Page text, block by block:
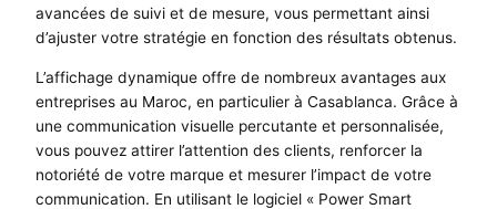
avancées de suivi et de mesure, vous permettant ainsi
d’ajuster votre stratégie en fonction des résultats obtenus.
L’affichage dynamique offre de nombreux avantages aux
entreprises au Maroc, en particulier à Casablanca. Grâce à
une communication visuelle percutante et personnalisée,
vous pouvez attirer l’attention des clients, renforcer la
notoriété de votre marque et mesurer l’impact de votre
communication. En utilisant le logiciel « Power Smart